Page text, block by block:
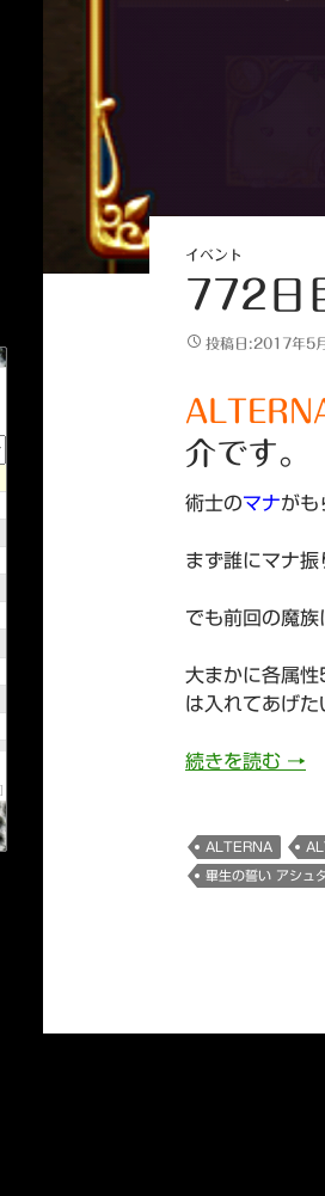
イベント
772日
投稿日:2017年5
介です。
術士のマナがも
まず誰にマナ振
でも前回の魔族
大まかに各属
は入れてあげた
続きを読む →
ALTERNA
畢生の誓い アシュ